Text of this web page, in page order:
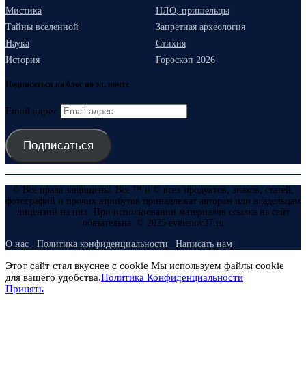
Мистика
НЛО, пришельцы
Тайны вселенной
Запретная археология
Наука
Стихия
История
Гороскоп 2026
Подписаться на блог по эл. почте
Email адрес
Подписаться
© Все права защищены. Все ™ и © всех продуктов, знаков, статей,
фотографий и прочих атрибутов принадлежат авторам или владельцам
лицензий на них. При использовании материалов ссылка на сайт
обязательна. © 2025 evmenov37.ru
О нас Политика конфиденциальности Написать нам
Этот сайт стал вкуснее с cookie Мы используем файлы cookie
для вашего удобства.Политика Конфиденциальности
Принять